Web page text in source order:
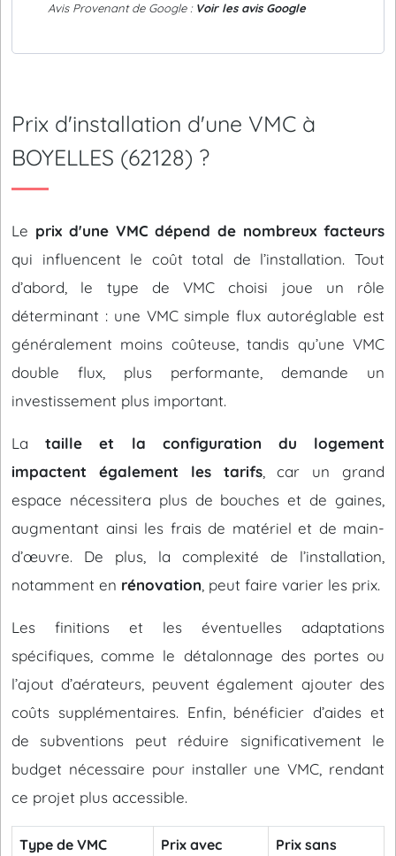
Avis Provenant de Google : Voir les avis Google
Prix d'installation d'une VMC à
BOYELLES (62128) ?
Le prix d'une VMC dépend de nombreux facteurs
qui influencent le coût total de l’installation. Tout
d’abord, le type de VMC choisi joue un rôle
déterminant : une VMC simple flux autoréglable est
généralement moins coûteuse, tandis qu’une VMC
double flux, plus performante, demande un
investissement plus important.
Lataille et la configuration du logement
impactent également les tarifs, car un grand
espace nécessitera plus de bouches et de gaines,
augmentant ainsi les frais de matériel et de main-
d’œuvre. De plus, la complexité de l’installation,
notamment en rénovation , peut faire varier les prix.
Les finitions et les éventuelles adaptations
spécifiques, comme le détalonnage des portes ou
l’ajout d’aérateurs, peuvent également ajouter des
coûts supplémentaires. Enfin, bénéficier d’aides et
de subventions peut réduire significativement le
budget nécessaire pour installer une VMC, rendant
ce projet plus accessible.
Type de VMC
Prix avec
Prix sans